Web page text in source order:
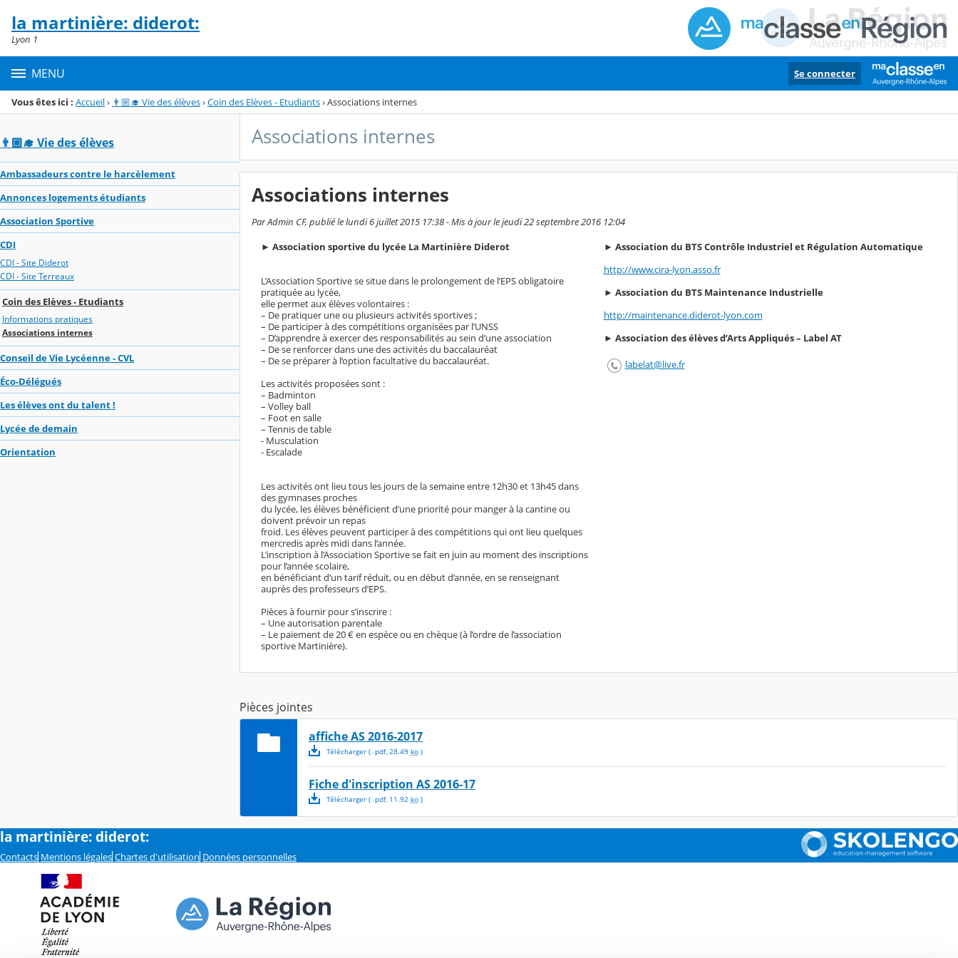
Menu de la rubrique
Contenu
la martinière: diderot:
Lyon 1
MENU Se connecter
Vous êtes ici : Accueil› 👨🏼‍🎓 Vie des élèves›Coin des Elèves - Etudiants›Associations internes
👨🏼‍🎓 Vie des élèves
Ambassadeurs contre le harcèlement
Annonces logements étudiants
Association Sportive
CDI
CDI - Site Diderot
CDI - Site Terreaux
Coin des Elèves - Etudiants
Informations pratiques
Associations internes
Conseil de Vie Lycéenne - CVL
Éco-Délégués
Les élèves ont du talent !
Lycée de demain
Orientation
Associations internes
Associations internes
Par Admin CF, publié le lundi 6 juillet 2015 17:38 - Mis à jour le jeudi 22 septembre 2016 12:04
► Association sportive du lycée La Martinière Diderot
L’Association Sportive se situe dans le prolongement de l’EPS obligatoire
pratiquée au lycée,
elle permet aux élèves volontaires :
– De pratiquer une ou plusieurs activités sportives ;
– De participer à des compétitions organisées par l’UNSS
– D’apprendre à exercer des responsabilités au sein d’une association
– De se renforcer dans une des activités du baccalauréat
– De se préparer à l’option facultative du baccalauréat.
Les activités proposées sont :
– Badminton
– Volley ball
– Foot en salle
– Tennis de table
- Musculation
- Escalade
Les activités ont lieu tous les jours de la semaine entre 12h30 et 13h45 dans
des gymnases proches
du lycée, les élèves bénéficient d’une priorité pour manger à la cantine ou
doivent prévoir un repas
froid. Les élèves peuvent participer à des compétitions qui ont lieu quelques
mercredis après midi dans l’année.
L’inscription à l’Association Sportive se fait en juin au moment des inscriptions
pour l’année scolaire,
en bénéficiant d’un tarif réduit, ou en début d’année, en se renseignant
auprès des professeurs d’EPS.
Pièces à fournir pour s’inscrire :
– Une autorisation parentale
– Le paiement de 20 € en espèce ou en chèque (à l’ordre de l’association
sportive Martinière).
► Association du BTS Contrôle Industriel et Régulation Automatique
http://www.cira-lyon.asso.fr
► Association du BTS Maintenance Industrielle
http://maintenance.diderot-lyon.com
► Association des élèves d’Arts Appliqués – Label AT
labelat@live.fr
Pièces jointes
affiche AS 2016-2017
Télécharger( .pdf, 28.49 ko)
Fiche d'inscription AS 2016-17
Télécharger( .pdf, 11.92 ko)
la martinière: diderot:
Contacts Mentions légales Chartes d'utilisation Données personnelles